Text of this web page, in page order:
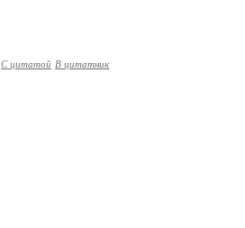
С цитатой В цитатник